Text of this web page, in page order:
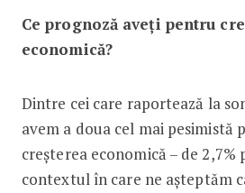
Ce prognoză aveți pentru
economică?
Dintre cei care raportează la
avem a doua cel mai pesimistă
creșterea economică – de
contextul în care ne așteptăm